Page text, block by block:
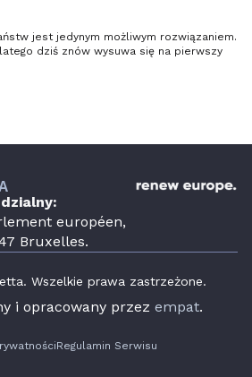
jest jedynym możliwym rozwiązaniem.
dziś znów wysuwa się na pierwszy
européen,
Bruxelles.
Wszelkie prawa zastrzeżone.
i opracowany przez empat.
Regulamin Serwisu